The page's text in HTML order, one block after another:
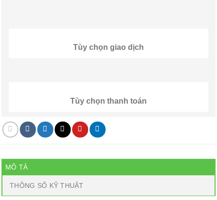
Tùy chọn giao dịch
Tùy chọn thanh toán
MÔ TẢ
THÔNG SỐ KỸ THUẬT